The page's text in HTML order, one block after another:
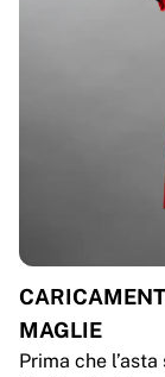
MAGLIE
Prima che